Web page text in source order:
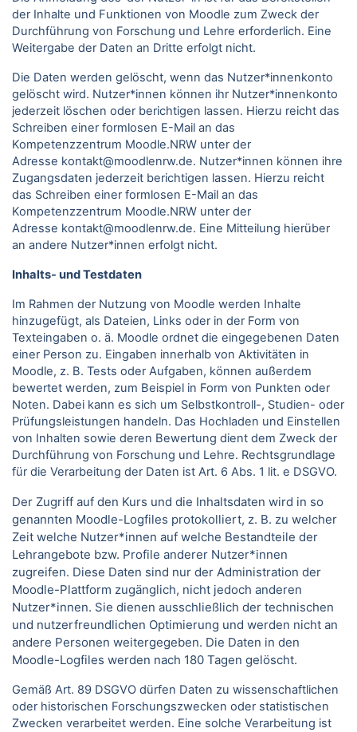
der Inhalte und Funktionen von Moodle zum Zweck der
Durchführung von Forschung und Lehre erforderlich. Eine
Weitergabe der Daten an Dritte erfolgt nicht.
Die Daten werden gelöscht, wenn das Nutzer*innenkonto
gelöscht wird. Nutzer*innen können ihr Nutzer*innenkonto
jederzeit löschen oder berichtigen lassen. Hierzu reicht das
Schreiben einer formlosen E-Mail an das
Kompetenzzentrum Moodle.NRW unter der
Adresse kontakt@moodlenrw.de. Nutzer*innen können ihre
Zugangsdaten jederzeit berichtigen lassen. Hierzu reicht
das Schreiben einer formlosen E-Mail an das
Kompetenzzentrum Moodle.NRW unter der
Adresse kontakt@moodlenrw.de. Eine Mitteilung hierüber
an andere Nutzer*innen erfolgt nicht.
Inhalts- und Testdaten
Im Rahmen der Nutzung von Moodle werden Inhalte
hinzugefügt, als Dateien, Links oder in der Form von
Texteingaben o. ä. Moodle ordnet die eingegebenen Daten
einer Person zu. Eingaben innerhalb von Aktivitäten in
Moodle, z. B. Tests oder Aufgaben, können außerdem
bewertet werden, zum Beispiel in Form von Punkten oder
Noten. Dabei kann es sich um Selbstkontroll-, Studien- oder
Prüfungsleistungen handeln. Das Hochladen und Einstellen
von Inhalten sowie deren Bewertung dient dem Zweck der
Durchführung von Forschung und Lehre. Rechtsgrundlage
für die Verarbeitung der Daten ist Art. 6 Abs. 1 lit. e DSGVO.
Der Zugriff auf den Kurs und die Inhaltsdaten wird in so
genannten Moodle-Logfiles protokolliert, z. B. zu welcher
Zeit welche Nutzer*innen auf welche Bestandteile der
Lehrangebote bzw. Profile anderer Nutzer*innen
zugreifen. Diese Daten sind nur der Administration der
Moodle-Plattform zugänglich, nicht jedoch anderen
Nutzer*innen. Sie dienen ausschließlich der technischen
und nutzerfreundlichen Optimierung und werden nicht an
andere Personen weitergegeben. Die Daten in den
Moodle-Logfiles werden nach 180 Tagen gelöscht.
Gemäß Art. 89 DSGVO dürfen Daten zu wissenschaftlichen
oder historischen Forschungszwecken oder statistischen
Zwecken verarbeitet werden. Eine solche Verarbeitung ist